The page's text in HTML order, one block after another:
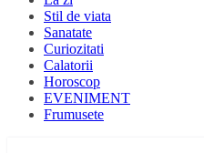
Stil de viata
Sanatate
Curiozitati
Calatorii
Horoscop
EVENIMENT
Frumusete